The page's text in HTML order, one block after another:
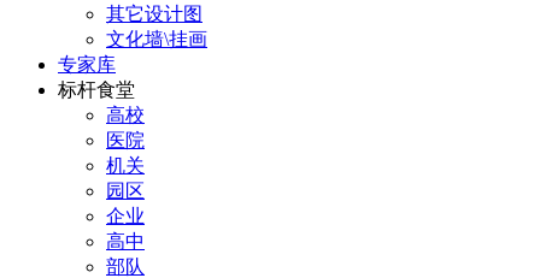
其它设计图
文化墙\挂画
专家库
标杆食堂
高校
医院
机关
园区
企业
高中
部队